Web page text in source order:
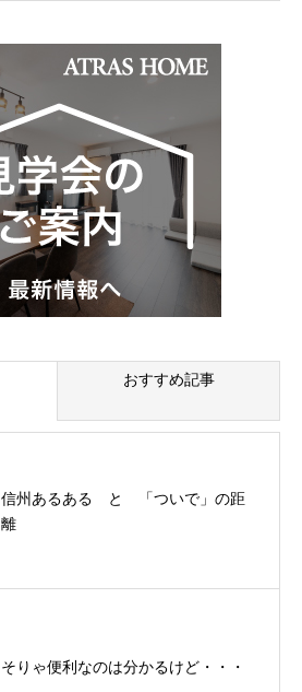
おすすめ記事
信州あるある と 「ついで」の距
離
そりゃ便利なのは分かるけど・・・